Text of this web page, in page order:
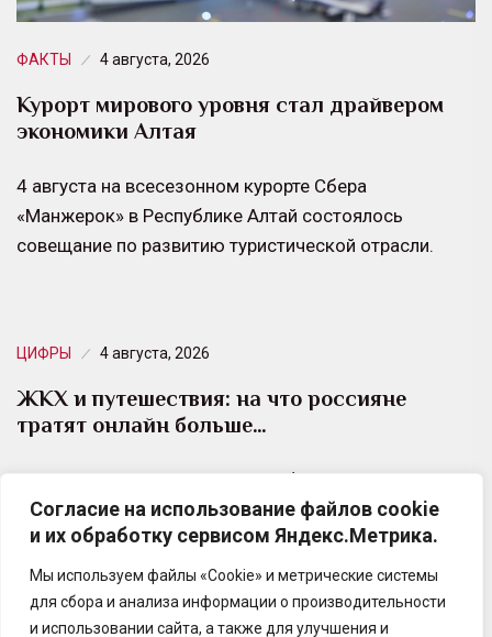
Согласие на использование файлов cookie
и их обработку сервисом Яндекс.Метрика.
Мы используем файлы «Cookie» и метрические системы
для сбора и анализа информации о производительности
и использовании сайта, а также для улучшения и
ФАКТЫ 4 августа, 2026
Курорт мирового уровня стал драйвером
экономики Алтая
4 августа на всесезонном курорте Сбера
«Манжерок» в Республике Алтай состоялось
совещание по развитию туристической отрасли.
ЦИФРЫ 4 августа, 2026
ЖКХ и путешествия: на что россияне
тратят онлайн больше…
Магазин приложений RuStore и финансовый
маркетплейс Сравни выяснили, как россияне
оплачивают товары и услуги онлайн.